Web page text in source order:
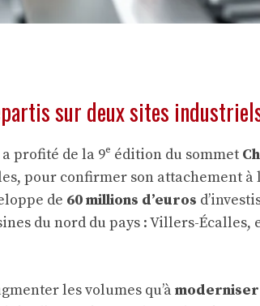
sur deux sites
a profité de la 9ᵉ édition du sommet
pour confirmer son attachement à
de 60 millions d’euros
du nord du pays : Villers-
les volumes qu’à